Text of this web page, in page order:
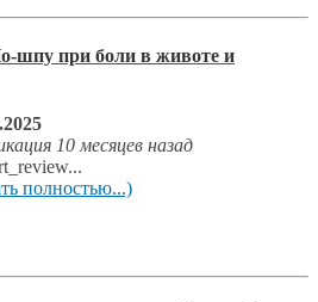
шпу при боли в животе и
10 месяцев назад
полностью...)